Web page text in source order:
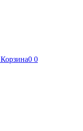
Корзина0 0